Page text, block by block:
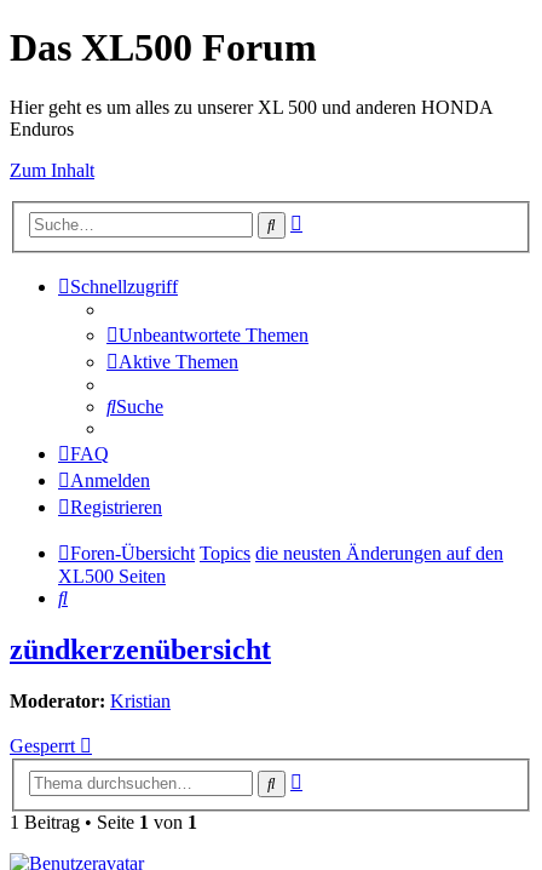
Das XL500 Forum
Hier geht es um alles zu unserer XL 500 und anderen HONDA
Enduros
Zum Inhalt
Suche
Schnellzugriff
Unbeantwortete Themen
Aktive Themen
Suche
FAQ
Anmelden
Registrieren
Foren-Übersicht Topics die neusten Änderungen auf den
XL500 Seiten
Suche
zündkerzenübersicht
Moderator: Kristian
Gesperrt
Suche
1 Beitrag • Seite 1 von 1